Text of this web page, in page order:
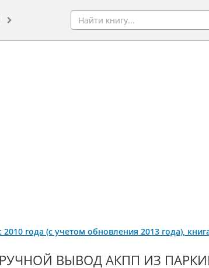
2010 года (с учетом обновления 2013 года),
РУЧНОЙ ВЫВОД АКПП ИЗ